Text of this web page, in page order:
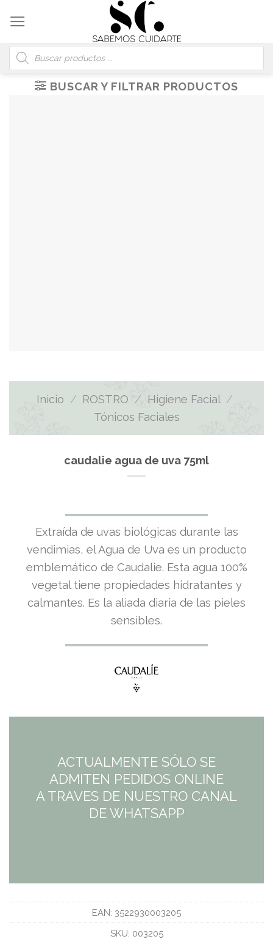
content
Búsqueda
de
productos
BUSCAR Y FILTRAR PRODUCTOS
Inicio / ROSTRO / Higiene Facial /
Tónicos Faciales
caudalie agua de uva 75ml
El
precio
original
era:
8,50€.
El
precio
actual
es:
8,50€.
Extraída de uvas biológicas durante las
vendimias, el Agua de Uva es un producto
emblemático de Caudalie. Esta agua 100%
vegetal tiene propiedades hidratantes y
calmantes. Es la aliada diaria de las pieles
sensibles.
ACTUALMENTE SÓLO SE
ADMITEN PEDIDOS ONLINE
A TRAVES DE NUESTRO CANAL
DE WHATSAPP
EAN: 3522930003205
SKU: 003205